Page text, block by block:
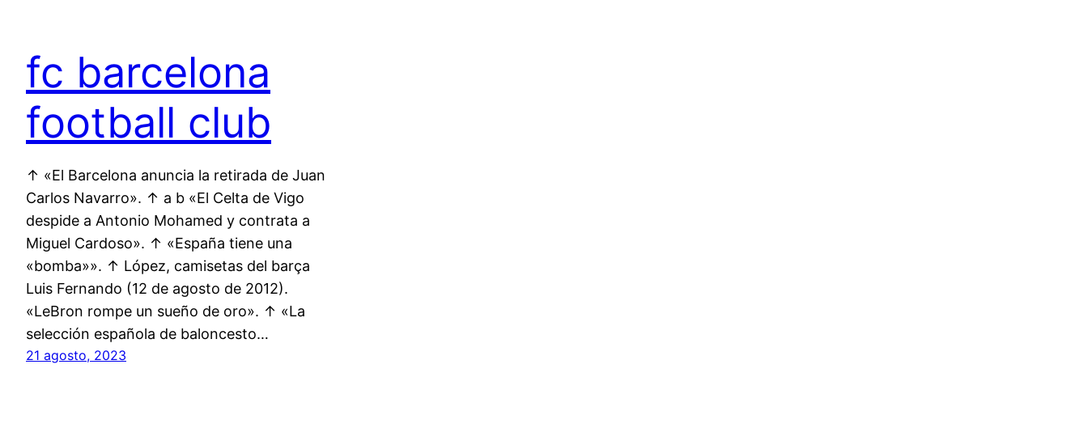
fc barcelona
football club
↑ «El Barcelona anuncia la retirada de Juan
Carlos Navarro». ↑ a b «El Celta de Vigo
despide a Antonio Mohamed y contrata a
Miguel Cardoso». ↑ «España tiene una
«bomba»». ↑ López, camisetas del barça
Luis Fernando (12 de agosto de 2012).
«LeBron rompe un sueño de oro». ↑ «La
selección española de baloncesto…
21 agosto, 2023